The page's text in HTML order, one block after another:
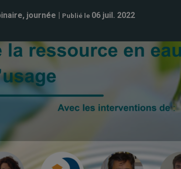
journée | Publié le 06 juil. 2022